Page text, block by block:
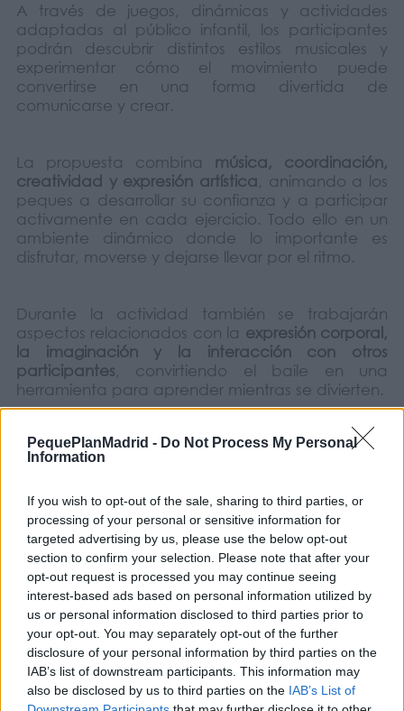
PequePlanMadrid - Do Not Process My Personal
Information
If you wish to opt-out of the sale, sharing to third parties, or
processing of your personal or sensitive information for
targeted advertising by us, please use the below opt-out
section to confirm your selection. Please note that after your
opt-out request is processed you may continue seeing
interest-based ads based on personal information utilized by
us or personal information disclosed to third parties prior to
your opt-out. You may separately opt-out of the further
disclosure of your personal information by third parties on the
IAB’s list of downstream participants. This information may
also be disclosed by us to third parties on the IAB’s List of
A través de juegos, dinámicas y actividades
adaptadas al público infantil, los participantes
podrán descubrir distintos estilos musicales y
experimentar cómo el movimiento puede
convertirse en una forma divertida de
comunicarse y crear.
La propuesta combina música, coordinación,
creatividad y expresión artística, animando a los
peques a desarrollar su confianza y a participar
activamente en cada ejercicio. Todo ello en un
ambiente dinámico donde lo importante es
disfrutar, moverse y dejarse llevar por el ritmo.
Durante la actividad también se trabajarán
aspectos relacionados con la expresión corporal,
la imaginación y la interacción con otros
participantes, convirtiendo el baile en una
herramienta para aprender mientras se divierten.
Si tenéis en casa pequeños bailarines o
simplemente les gusta la música y el movimiento,
disfrutar de una actividad activa y participativa.
COMPARTIR:
Opiniones Taller infantil – Moviendo el esqueleto
0 Valoraciones